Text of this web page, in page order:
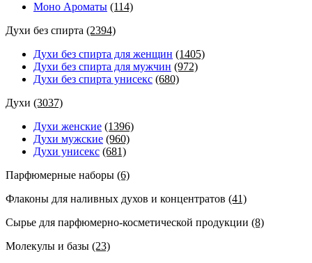
Моно Ароматы (114)
Духи без спирта (2394)
Духи без спирта для женщин (1405)
Духи без спирта для мужчин (972)
Духи без спирта унисекс (680)
Духи (3037)
Духи женские (1396)
Духи мужские (960)
Духи унисекс (681)
Парфюмерные наборы (6)
Флаконы для наливных духов и концентратов (41)
Сырье для парфюмерно-косметической продукции (8)
Молекулы и базы (23)